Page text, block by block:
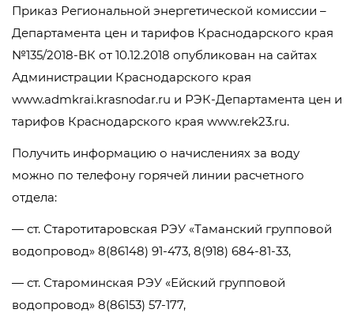
Приказ Региональной энергетической комиссии –
Департамента цен и тарифов Краснодарского края
№135/2018-ВК от 10.12.2018 опубликован на сайтах
Администрации Краснодарского края
www.admkrai.krasnodar.ru и РЭК-Департамента цен и
тарифов Краснодарского края www.rek23.ru.
Получить информацию о начислениях за воду
можно по телефону горячей линии расчетного
отдела:
— ст. Старотитаровская РЭУ «Таманский групповой
водопровод» 8(86148) 91-473, 8(918) 684-81-33,
— ст. Староминская РЭУ «Ейский групповой
водопровод» 8(86153) 57-177,